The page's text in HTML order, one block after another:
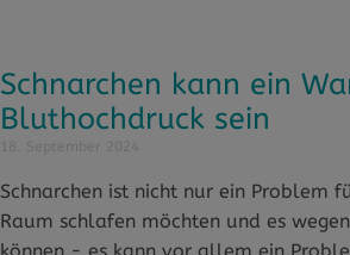
Schnarchen kann ein
Bluthochdruck sein
Schnarchen ist nicht nur ein Problem
Raum schlafen möchten und es